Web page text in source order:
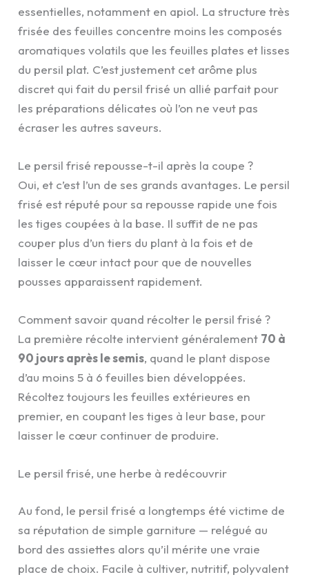
essentielles, notamment en apiol. La structure très
frisée des feuilles concentre moins les composés
aromatiques volatils que les feuilles plates et lisses
du persil plat. C’est justement cet arôme plus
discret qui fait du persil frisé un allié parfait pour
les préparations délicates où l’on ne veut pas
écraser les autres saveurs.
Le persil frisé repousse-t-il après la coupe ?
Oui, et c’est l’un de ses grands avantages. Le persil
frisé est réputé pour sa repousse rapide une fois
les tiges coupées à la base. Il suffit de ne pas
couper plus d’un tiers du plant à la fois et de
laisser le cœur intact pour que de nouvelles
pousses apparaissent rapidement.
Comment savoir quand récolter le persil frisé ?
La première récolte intervient généralement 70 à
90 jours après le semis, quand le plant dispose
d’au moins 5 à 6 feuilles bien développées.
Récoltez toujours les feuilles extérieures en
premier, en coupant les tiges à leur base, pour
laisser le cœur continuer de produire.
Le persil frisé, une herbe à redécouvrir
Au fond, le persil frisé a longtemps été victime de
sa réputation de simple garniture — relégué au
bord des assiettes alors qu’il mérite une vraie
place de choix. Facile à cultiver, nutritif, polyvalent